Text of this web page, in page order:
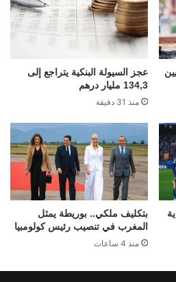
8,22 ملايين
عجز السيولة البنكية يتراجع إلى
134,3 مليار درهم
منذ 31 دقيقة
بتكليف ملكي.. بوريطة يمثل
المغرب في تنصيب رئيس كولومبيا
منذ 4 ساعات